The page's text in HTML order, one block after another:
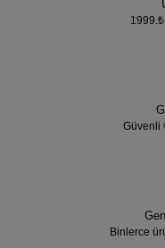
Güvenli
Binlerce